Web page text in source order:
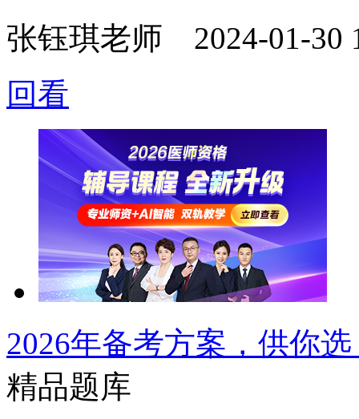
张钰琪老师 2024-01-30
回看
2026年备考方案，供你
精品题库